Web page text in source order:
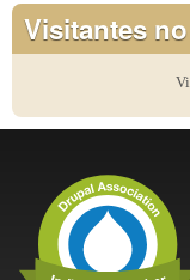
Visitantes